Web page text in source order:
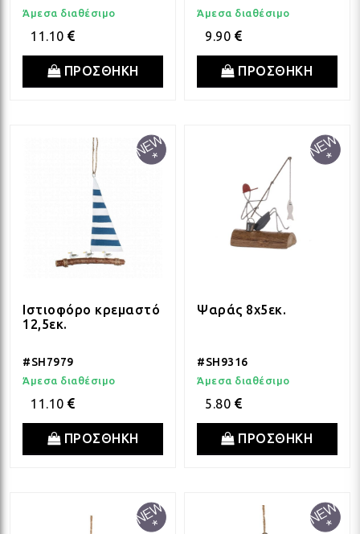
Άμεσα διαθέσιμο
11.10
ΠΡΟΣΘΗΚΗ
Άμεσα διαθέσιμο
9.90
ΠΡΟΣΘΗΚΗ
Ιστιοφόρο κρεμαστό
12,5εκ.
#SH7979
Άμεσα διαθέσιμο
11.10
ΠΡΟΣΘΗΚΗ
Ψαράς 8x5εκ.
#SH9316
Άμεσα διαθέσιμο
5.80
ΠΡΟΣΘΗΚΗ